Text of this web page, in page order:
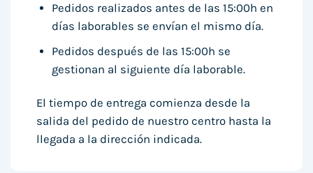
Pedidos realizados antes de las 15:00h en
días laborables se envían el mismo día.
Pedidos después de las 15:00h se
gestionan al siguiente día laborable.
El tiempo de entrega comienza desde la
salida del pedido de nuestro centro hasta la
llegada a la dirección indicada.